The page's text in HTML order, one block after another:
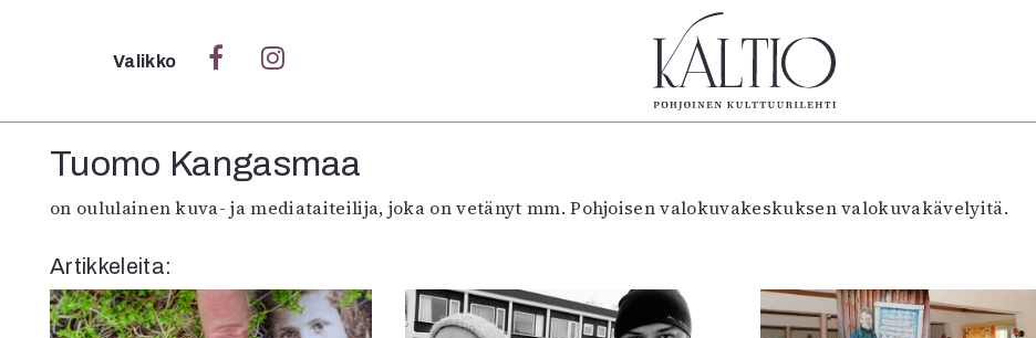
Sulje
Teatteri
Sarjakuva
Sámegillii
2–3/2026
5/2025 saame
5/2025
irtonumerot
Mediatiedot
Kaltio ry
Valikko
Tuomo Kangasmaa
on oululainen kuva- ja mediataiteilija, joka on vetänyt mm. Pohjoisen valokuvakeskuksen valokuvakävelyitä.
Artikkeleita: